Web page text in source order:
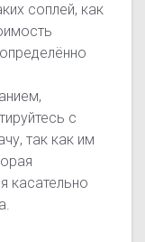
соплей, как
с
так как им
касательно